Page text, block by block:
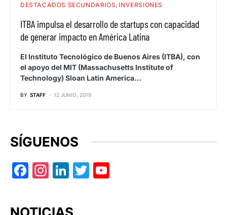
DESTACADOS SECUNDARIOS INVERSIONES
ITBA impulsa el desarrollo de startups con capacidad
de generar impacto en América Latina
El Instituto Tecnológico de Buenos Aires (ITBA), con
el apoyo del MIT (Massachusetts Institute of
Technology) Sloan Latin America…
BY STAFF 12 JUNIO, 2019
SÍGUENOS
Facebook
Instagram
LinkedIn
Twitter